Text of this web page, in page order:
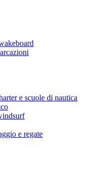
e scuole di nautica
e regate